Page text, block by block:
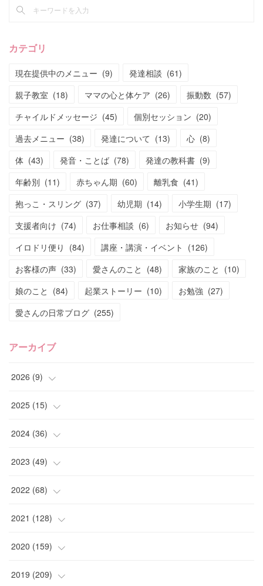
カテゴリ
現在提供中のメニュー (9) 発達相談 (61)
親子教室 (18) ママの心と体ケア (26) 振動数 (57)
チャイルドメッセージ (45) 個別セッション (20)
過去メニュー (38) 発達について (13) 心 (8)
体 (43) 発音・ことば (78) 発達の教科書 (9)
年齢別 (11) 赤ちゃん期 (60) 離乳食 (41)
抱っこ・スリング (37) 幼児期 (14) 小学生期 (17)
支援者向け (74) お仕事相談 (6) お知らせ (94)
イロドリ便り (84) 講座・講演・イベント (126)
お客様の声 (33) 愛さんのこと (48) 家族のこと (10)
娘のこと (84) 起業ストーリー (10) お勉強 (27)
愛さんの日常ブログ (255)
アーカイブ
2026 (9)
(4)
(2)
(1)
(2)
2025 (15)
(4)
(2)
(2)
( 3)
2024 (36)
(2)
(2)
(1)
( 4)
2023 (49)
(1)
(2)
( 5)
(5)
2022 (68)
(6)
( 6)
(3)
2021 (128)
(10)
(9)
2020 (159)
(15)
2019 (209)